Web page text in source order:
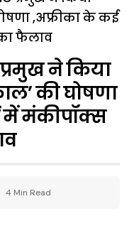
,अफ्रीका के कई
फैलाव
ने किया
की घोषणा
में मंकीपॉक्स
4 Min Read